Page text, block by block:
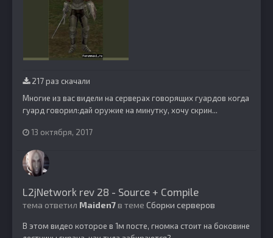
217 раз скачали
Многие из вас видели на серверах говорящих гуардов когда
гуард говорил:дай оружие на минутку, хочу скрин...
13 октября, 2017
L2jNetwork rev 28 - Source + Compile
тема ответил Maiden7в теме Сборки серверов
В этом видео которое в 1м посте, гномка стоит на боковине